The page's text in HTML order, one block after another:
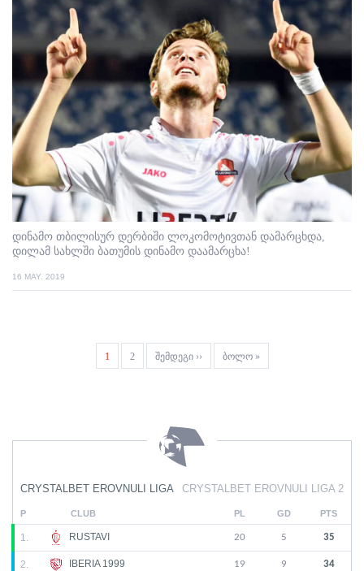
CRYSTALBET EROVNULI LIGA CRYSTALBET EROVNULI LIGA 2
P CLUB PL GD PTS
1. RUSTAVI 20 5 35
2. IBERIA 1999 19 9 34
დინამო თბილისურ დერბიში ლოკომოტივთან დამარცხდა,
დილამ სახლში ბათუმის დინამო დაამარცხა!
16 MAY. 2019
Current
page
1 Page
2
Next
page
შემდეგი ››
Last
page
ბოლო »